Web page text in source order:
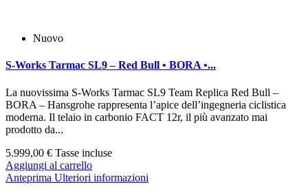
Nuovo
S‑Works Tarmac SL9 – Red Bull • BORA •...
La nuovissima S‑Works Tarmac SL9 Team Replica Red Bull –
BORA – Hansgrohe rappresenta l’apice dell’ingegneria ciclistica
moderna. Il telaio in carbonio FACT 12r, il più avanzato mai
prodotto da...
5.999,00 € Tasse incluse
Aggiungi al carrello
Anteprima Ulteriori informazioni